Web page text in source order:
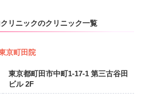
リニックのクリニック一覧
京町田院
東京都町田市中町1-17-1 第三古谷田
ビル 2F